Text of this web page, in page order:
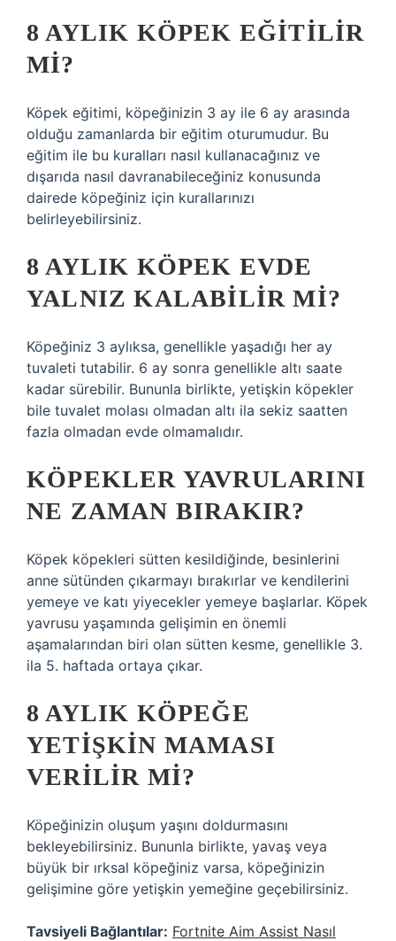
8 AYLIK KÖPEK EĞITILIR
MI?
Köpek eğitimi, köpeğinizin 3 ay ile 6 ay arasında
olduğu zamanlarda bir eğitim oturumudur. Bu
eğitim ile bu kuralları nasıl kullanacağınız ve
dışarıda nasıl davranabileceğiniz konusunda
dairede köpeğiniz için kurallarınızı
belirleyebilirsiniz.
8 AYLIK KÖPEK EVDE
YALNIZ KALABILIR MI?
Köpeğiniz 3 aylıksa, genellikle yaşadığı her ay
tuvaleti tutabilir. 6 ay sonra genellikle altı saate
kadar sürebilir. Bununla birlikte, yetişkin köpekler
bile tuvalet molası olmadan altı ila sekiz saatten
fazla olmadan evde olmamalıdır.
KÖPEKLER YAVRULARINI
NE ZAMAN BIRAKIR?
Köpek köpekleri sütten kesildiğinde, besinlerini
anne sütünden çıkarmayı bırakırlar ve kendilerini
yemeye ve katı yiyecekler yemeye başlarlar. Köpek
yavrusu yaşamında gelişimin en önemli
aşamalarından biri olan sütten kesme, genellikle 3.
ila 5. haftada ortaya çıkar.
8 AYLIK KÖPEĞE
YETIŞKIN MAMASI
VERILIR MI?
Köpeğinizin oluşum yaşını doldurmasını
bekleyebilirsiniz. Bununla birlikte, yavaş veya
büyük bir ırksal köpeğiniz varsa, köpeğinizin
gelişimine göre yetişkin yemeğine geçebilirsiniz.
Tavsiyeli Bağlantılar: Fortnite Aim Assist Nasıl